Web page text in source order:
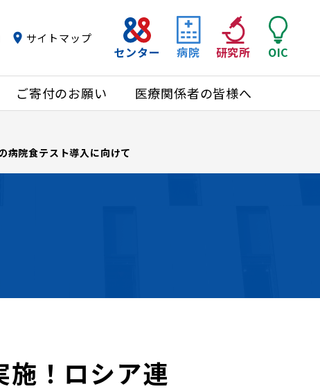
ご寄付のお願い 医療関係者の皆様へ
センター 病院 研究所 OIC
サイトマップ
病院食テスト導入に向けて
施！ロシア連